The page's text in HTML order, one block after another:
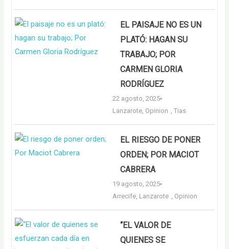
EL PAISAJE NO ES UN
PLATÓ: HAGAN SU
TRABAJO; POR
CARMEN GLORIA
RODRÍGUEZ
22 agosto, 2025
Lanzarote Opinion ,Tias
EL RIESGO DE PONER
ORDEN; POR MACIOT
CABRERA
19 agosto, 2025
Arrecife Lanzarote Opinion
“EL VALOR DE
QUIENES SE